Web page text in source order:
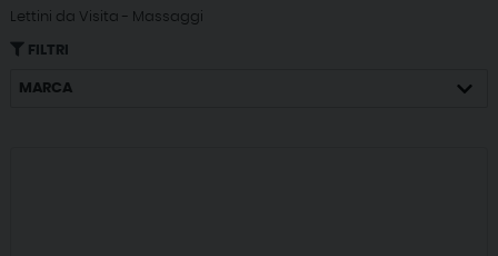
Lettini da Visita - Massaggi
FILTRI
MARCA